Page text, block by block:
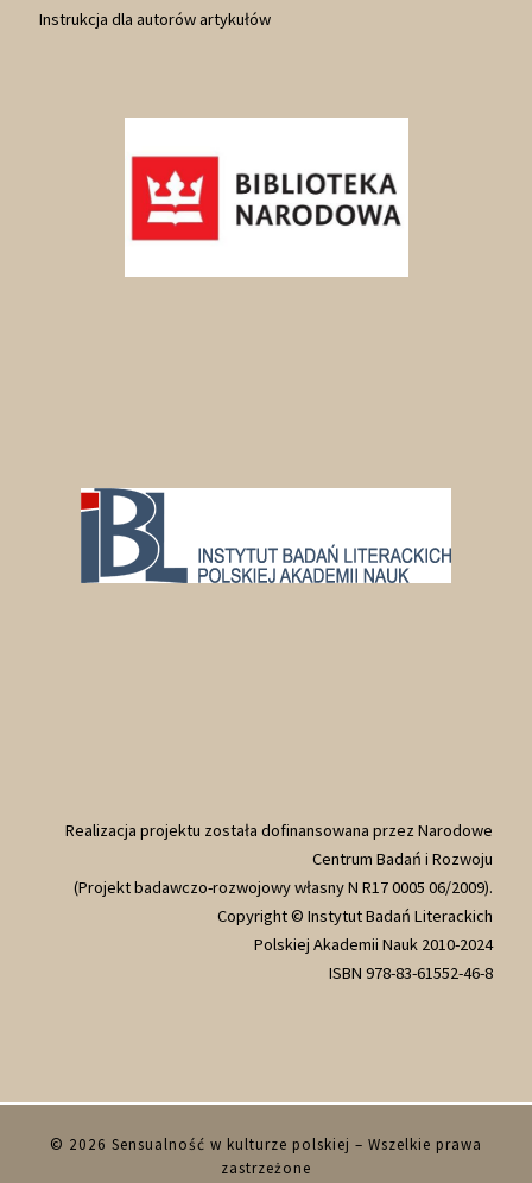
Instrukcja dla autorów artykułów
Realizacja projektu została dofinansowana przez Narodowe
Centrum Badań i Rozwoju
(Projekt badawczo-rozwojowy własny N R17 0005 06/2009).
Copyright © Instytut Badań Literackich
Polskiej Akademii Nauk 2010-2024
ISBN 978-83-61552-46-8
© 2026 Sensualność w kulturze polskiej – Wszelkie prawa
zastrzeżone